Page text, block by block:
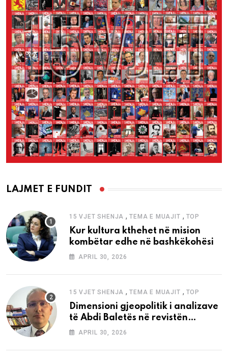
LAJMET E FUNDIT
15 VJET SHENJA ,TEMA E MUAJIT , TOP
Kur kultura kthehet në mision
kombëtar edhe në bashkëkohësi
APRIL 30, 2026
15 VJET SHENJA ,TEMA E MUAJIT , TOP
Dimensioni gjeopolitik i analizave
të Abdi Baletës në revistën
“Shenja”
APRIL 30, 2026